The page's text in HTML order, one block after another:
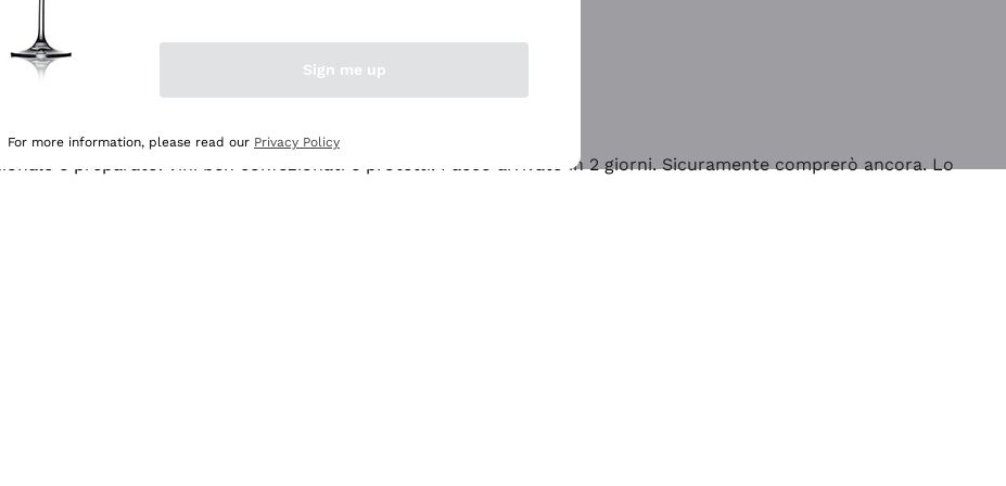
e preparato. Vini ben confezionati e protetti. Pacco arrivato in 2 giorni. Sicuramente comprerò ancora. Lo
Sign me up
For more information, please read our Privacy Policy